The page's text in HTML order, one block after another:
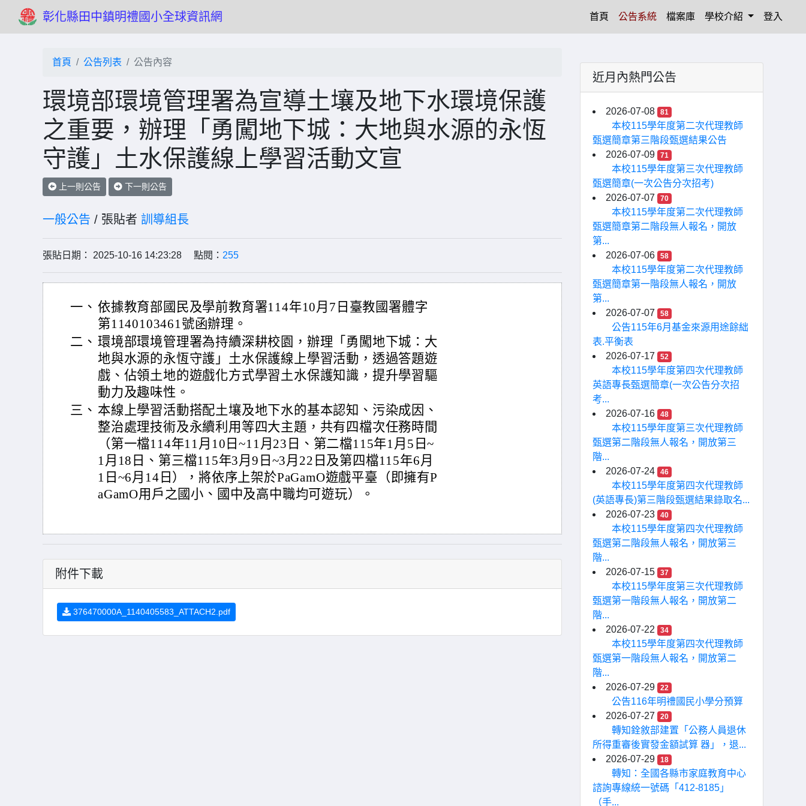
彰化縣田中鎮明禮國小全球資訊網 首頁 (current)
公告系統 檔案庫 學校介紹 登入
首頁 公告列表 公告內容
環境部環境管理署為宣導土壤及地下水環境保護
之重要，辦理「勇闖地下城：大地與水源的永恆
守護」土水保護線上學習活動文宣
上一則公告 下一則公告
一般公告 / 張貼者 訓導組長
張貼日期： 2025-10-16 14:23:28 點閱： 255
一、 依據教育部國民及學前教育署114年10月7日臺教國署體字
第1140103461號函辦理。
二、 環境部環境管理署為持續深耕校園，辦理「勇闖地下城：大
地與水源的永恆守護」土水保護線上學習活動，透過答題遊
戲、佔領土地的遊戲化方式學習土水保護知識，提升學習驅
動力及趣味性。
三、 本線上學習活動搭配土壤及地下水的基本認知、污染成因、
整治處理技術及永續利用等四大主題，共有四檔次任務時間
（第一檔114年11月10日~11月23日、第二檔115年1月5日~
1月18日、第三檔115年3月9日~3月22日及第四檔115年6月
1日~6月14日），將依序上架於PaGamO遊戲平臺（即擁有P
aGamO用戶之國小、國中及高中職均可遊玩）。
附件下載
376470000A_1140405583_ATTACH2.pdf
近月內熱門公告
2026-07-08 81
本校115學年度第二次代理教師
甄選簡章第三階段甄選結果公告
2026-07-09
71
本校115學年度第三次代理教師
甄選簡章(一次公告分次招考)
2026-07-07
70
本校115學年度第二次代理教師
甄選簡章第二階段無人報名，開放
第...
2026-07-06
58
本校115學年度第二次代理教師
甄選簡章第一階段無人報名，開放
第...
2026-07-07
58
公告115年6月基金來源用途餘絀
表.平衡表
2026-07-17
52
本校115學年度第四次代理教師
英語專長甄選簡章(一次公告分次招
考...
2026-07-16
48
本校115學年度第三次代理教師
甄選第二階段無人報名，開放第三
階...
2026-07-24
46
本校115學年度第四次代理教師
(英語專長)第三階段甄選結果錄取名...
2026-07-23
40
本校115學年度第四次代理教師
甄選第二階段無人報名，開放第三
階...
2026-07-15
37
本校115學年度第三次代理教師
甄選第一階段無人報名，開放第二
階...
2026-07-22
34
本校115學年度第四次代理教師
甄選第一階段無人報名，開放第二
階...
2026-07-29
22
公告116年明禮國民小學分預算
2026-07-27
20
轉知銓敘部建置「公務人員退休
所得重審後實發金額試算 器」，退...
2026-07-29
18
轉知：全國各縣市家庭教育中心
諮詢專線統一號碼「412-8185」
（手...